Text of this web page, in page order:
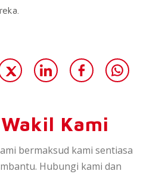
Kami
bermaksud kami sentiasa
Hubungi kami dan